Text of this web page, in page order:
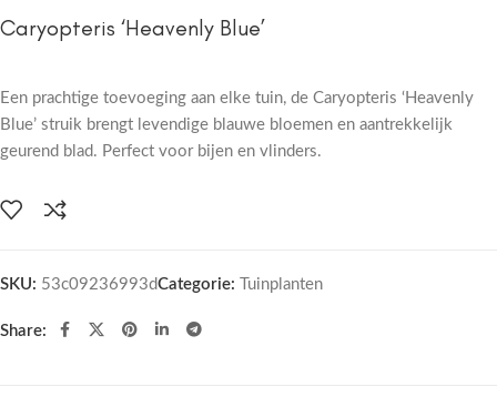
Caryopteris ‘Heavenly Blue’
Een prachtige toevoeging aan elke tuin, de Caryopteris ‘Heavenly
Blue’ struik brengt levendige blauwe bloemen en aantrekkelijk
geurend blad. Perfect voor bijen en vlinders.
SKU: 53c09236993dCategorie: Tuinplanten
Share: